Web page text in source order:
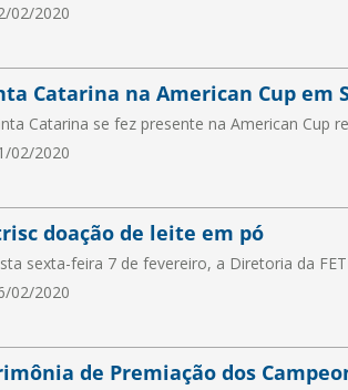
02/2020
Catarina na American Cup em
Catarina se fez presente na American Cup
02/2020
doação de leite em pó
sexta-feira 7 de fevereiro, a Diretoria da
02/2020
de Premiação dos